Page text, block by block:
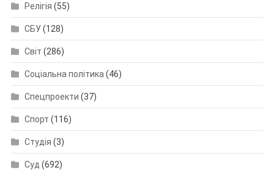
Релігія (55)
СБУ(128)
Світ (286)
Соціальна політика (46)
Спецпроекти (37)
Спорт (116)
Студія (3)
Суд (692)